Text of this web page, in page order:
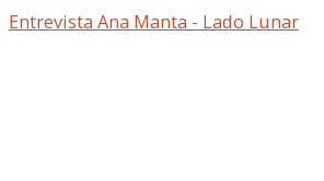
Entrevista Ana Manta - Lado Lunar